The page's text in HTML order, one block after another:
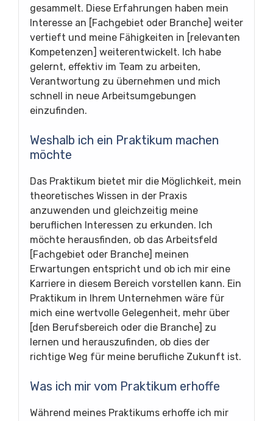
gesammelt. Diese Erfahrungen haben mein
Interesse an [Fachgebiet oder Branche] weiter
vertieft und meine Fähigkeiten in [relevanten
Kompetenzen] weiterentwickelt. Ich habe
gelernt, effektiv im Team zu arbeiten,
Verantwortung zu übernehmen und mich
schnell in neue Arbeitsumgebungen
einzufinden.
Weshalb ich ein Praktikum machen
möchte
Das Praktikum bietet mir die Möglichkeit, mein
theoretisches Wissen in der Praxis
anzuwenden und gleichzeitig meine
beruflichen Interessen zu erkunden. Ich
möchte herausfinden, ob das Arbeitsfeld
[Fachgebiet oder Branche] meinen
Erwartungen entspricht und ob ich mir eine
Karriere in diesem Bereich vorstellen kann. Ein
Praktikum in Ihrem Unternehmen wäre für
mich eine wertvolle Gelegenheit, mehr über
[den Berufsbereich oder die Branche] zu
lernen und herauszufinden, ob dies der
richtige Weg für meine berufliche Zukunft ist.
Was ich mir vom Praktikum erhoffe
Während meines Praktikums erhoffe ich mir